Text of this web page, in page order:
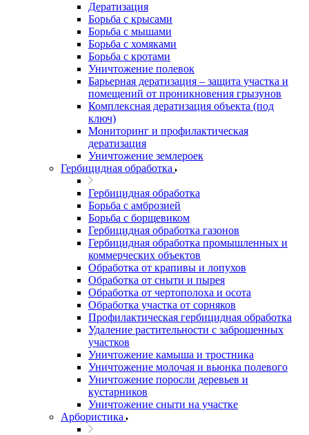
Дератизация
Борьба с крысами
Борьба с мышами
Борьба с хомяками
Борьба с кротами
Уничтожение полевок
Барьерная дератизация – защита участка и
помещений от проникновения грызунов
Комплексная дератизация объекта (под
ключ)
Мониторинг и профилактическая
дератизация
Уничтожение землероек
Гербицидная обработка
Гербицидная обработка
Борьба с амброзией
Борьба с борщевиком
Гербицидная обработка газонов
Гербицидная обработка промышленных и
коммерческих объектов
Обработка от крапивы и лопухов
Обработка от сныти и пырея
Обработка от чертополоха и осота
Обработка участка от сорняков
Профилактическая гербицидная обработка
Удаление растительности с заброшенных
участков
Уничтожение камыша и тростника
Уничтожение молочая и вьюнка полевого
Уничтожение поросли деревьев и
кустарников
Уничтожение сныти на участке
Арбористика